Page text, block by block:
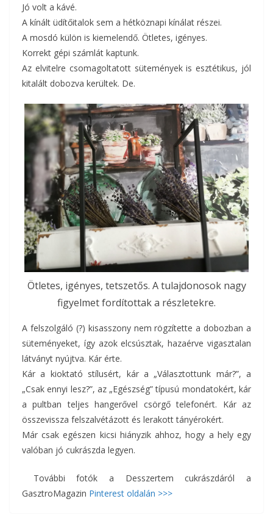
Jó volt a kávé.
A kínált üdítőitalok sem a hétköznapi kínálat részei.
A mosdó külön is kiemelendő. Ötletes, igényes.
Korrekt gépi számlát kaptunk.
Az elvitelre csomagoltatott sütemények is esztétikus, jól
kitalált dobozva kerültek. De.
Ötletes, igényes, tetszetős. A tulajdonosok nagy
figyelmet fordítottak a részletekre.
A felszolgáló (?) kisasszony nem rögzítette a dobozban a
süteményeket, így azok elcsúsztak, hazaérve vigasztalan
látványt nyújtva. Kár érte.
Kár a kioktató stílusért, kár a „Választottunk már?”, a
„Csak ennyi lesz?”, az „Egészség” típusú mondatokért, kár
a pultban teljes hangerővel csörgő telefonért. Kár az
összevissza felszalvétázott és lerakott tányérokért.
Már csak egészen kicsi hiányzik ahhoz, hogy a hely egy
valóban jó cukrászda legyen.
További fotók a Desszertem cukrászdáról a
GasztroMagazin Pinterest oldalán >>>